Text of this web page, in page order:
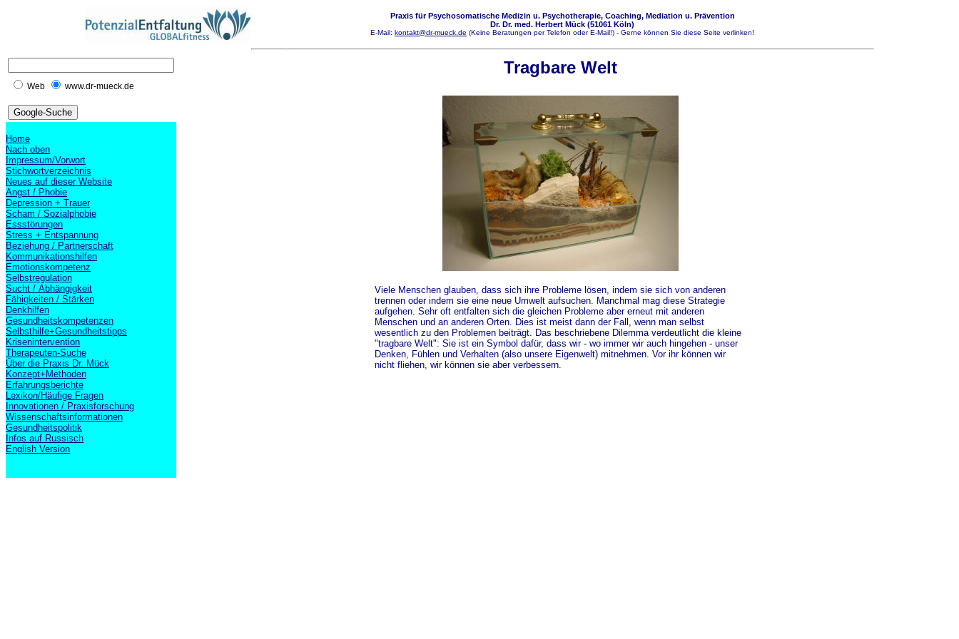
Praxis für Psychosomatische Medizin u. Psychotherapie, Coaching, Mediation u. Prävention
Dr. Dr. med. Herbert Mück (51061 Köln)
E-Mail: kontakt@dr-mueck.de (Keine Beratungen per Telefon oder E-Mail!) - Gerne können Sie diese Seite verlinken!
Web www.dr-mueck.de
Home
Nach oben
Impressum/Vorwort
Stichwortverzeichnis
Neues auf dieser Website
Angst / Phobie
Depression + Trauer
Scham / Sozialphobie
Essstörungen
Stress + Entspannung
Beziehung / Partnerschaft
Kommunikationshilfen
Emotionskompetenz
Selbstregulation
Sucht / Abhängigkeit
Fähigkeiten / Stärken
Denkhilfen
Gesundheitskompetenzen
Selbsthilfe+Gesundheitstipps
Krisenintervention
Therapeuten-Suche
Über die Praxis Dr. Mück
Konzept+Methoden
Erfahrungsberichte
Lexikon/Häufige Fragen
Innovationen / Praxisforschung
Wissenschaftsinformationen
Gesundheitspolitik
Infos auf Russisch
English Version
Tragbare Welt
Viele Menschen glauben, dass sich ihre Probleme lösen, indem sie sich von anderen
trennen oder indem sie eine neue Umwelt aufsuchen. Manchmal mag diese Strategie
aufgehen. Sehr oft entfalten sich die gleichen Probleme aber erneut mit anderen
Menschen und an anderen Orten. Dies ist meist dann der Fall, wenn man selbst
wesentlich zu den Problemen beiträgt. Das beschriebene Dilemma verdeutlicht die kleine
"tragbare Welt": Sie ist ein Symbol dafür, dass wir - wo immer wir auch hingehen - unser
Denken, Fühlen und Verhalten (also unsere Eigenwelt) mitnehmen. Vor ihr können wir
nicht fliehen, wir können sie aber verbessern.